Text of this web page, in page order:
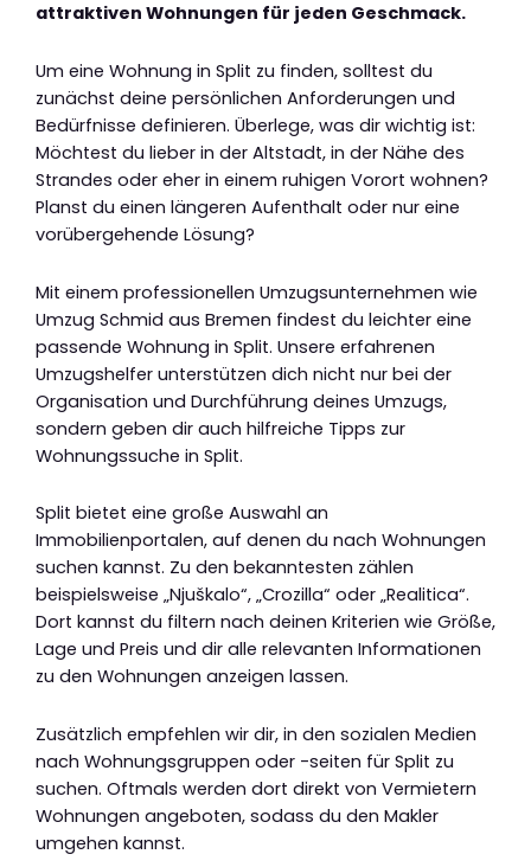
attraktiven Wohnungen für jeden Geschmack.
Um eine Wohnung in Split zu finden, solltest du
zunächst deine persönlichen Anforderungen und
Bedürfnisse definieren. Überlege, was dir wichtig ist:
Möchtest du lieber in der Altstadt, in der Nähe des
Strandes oder eher in einem ruhigen Vorort wohnen?
Planst du einen längeren Aufenthalt oder nur eine
vorübergehende Lösung?
Mit einem professionellen Umzugsunternehmen wie
Umzug Schmid aus Bremen findest du leichter eine
passende Wohnung in Split. Unsere erfahrenen
Umzugshelfer unterstützen dich nicht nur bei der
Organisation und Durchführung deines Umzugs,
sondern geben dir auch hilfreiche Tipps zur
Wohnungssuche in Split.
Split bietet eine große Auswahl an
Immobilienportalen, auf denen du nach Wohnungen
suchen kannst. Zu den bekanntesten zählen
beispielsweise „Njuškalo“, „Crozilla“ oder „Realitica“.
Dort kannst du filtern nach deinen Kriterien wie Größe,
Lage und Preis und dir alle relevanten Informationen
zu den Wohnungen anzeigen lassen.
Zusätzlich empfehlen wir dir, in den sozialen Medien
nach Wohnungsgruppen oder -seiten für Split zu
suchen. Oftmals werden dort direkt von Vermietern
Wohnungen angeboten, sodass du den Makler
umgehen kannst.